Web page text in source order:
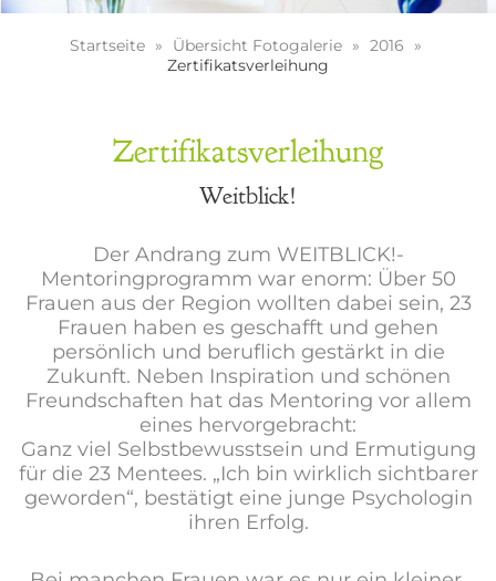
Startseite Übersicht Fotogalerie
2016
Zertifikatsverleihung
Zertifikatsverleihung
Weitblick!
Der Andrang zum WEITBLICK!-
Mentoringprogramm war enorm: Über 50
Frauen aus der Region wollten dabei sein, 23
Frauen haben es geschafft und gehen
persönlich und beruflich gestärkt in die
Zukunft. Neben Inspiration und schönen
Freundschaften hat das Mentoring vor allem
eines hervorgebracht:
Ganz viel Selbstbewusstsein und Ermutigung
für die 23 Mentees. „Ich bin wirklich sichtbarer
geworden“, bestätigt eine junge Psychologin
ihren Erfolg.